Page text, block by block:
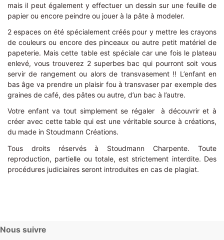
mais il peut également y effectuer un dessin sur une feuille de
papier ou encore peindre ou jouer à la pâte à modeler.
2 espaces on été spécialement créés pour y mettre les crayons
de couleurs ou encore des pinceaux ou autre petit matériel de
papeterie. Mais cette table est spéciale car une fois le plateau
enlevé, vous trouverez 2 superbes bac qui pourront soit vous
servir de rangement ou alors de transvasement !! L’enfant en
bas âge va prendre un plaisir fou à transvaser par exemple des
graines de café, des pâtes ou autre, d’un bac à l’autre.
Votre enfant va tout simplement se régaler à découvrir et à
créer avec cette table qui est une véritable source à créations,
du made in Stoudmann Créations.
Tous droits réservés à Stoudmann Charpente. Toute
reproduction, partielle ou totale, est strictement interdite. Des
procédures judiciaires seront introduites en cas de plagiat.
Nous suivre